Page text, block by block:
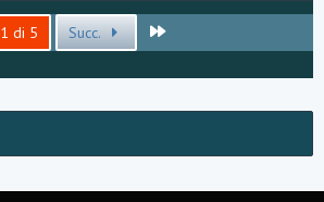
1 di 5 Succ.